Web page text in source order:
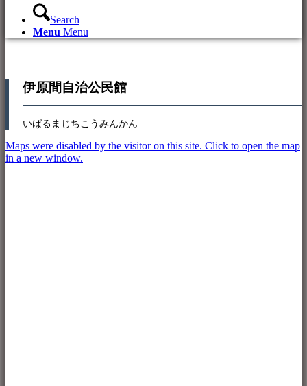
Search
Menu Menu
伊原間自治公民館
いばるまじちこうみんかん
Maps were disabled by the visitor on this site. Click to open the map
in a new window.